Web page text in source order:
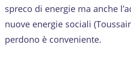
spreco di energie ma anche
nuove energie sociali
perdono è conveniente.